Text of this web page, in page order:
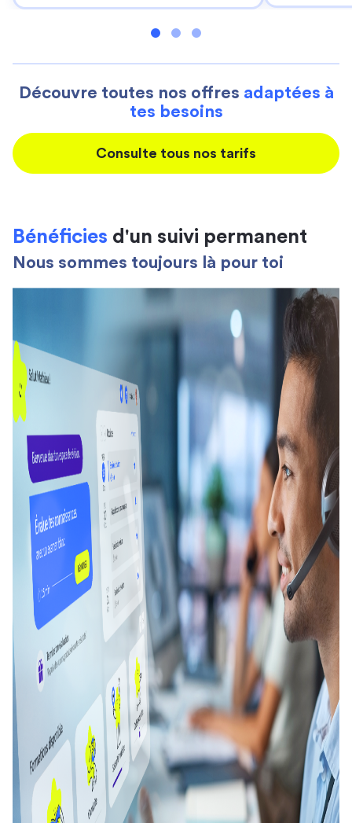
Découvre toutes nos offres adaptées à
tes besoins
Consulte tous nos tarifs
Bénéficies d'un suivi permanent
Nous sommes toujours là pour toi